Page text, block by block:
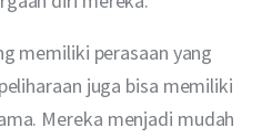
memiliki perasaan yang
juga bisa memiliki
Mereka menjadi mudah